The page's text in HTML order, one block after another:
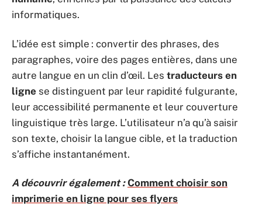
informatiques.
L’idée est simple : convertir des phrases, des
paragraphes, voire des pages entières, dans une
autre langue en un clin d’œil. Les traducteurs en
ligne se distinguent par leur rapidité fulgurante,
leur accessibilité permanente et leur couverture
linguistique très large. L’utilisateur n’a qu’à saisir
son texte, choisir la langue cible, et la traduction
s’affiche instantanément.
A découvrir également : Comment choisir son
imprimerie en ligne pour ses flyers